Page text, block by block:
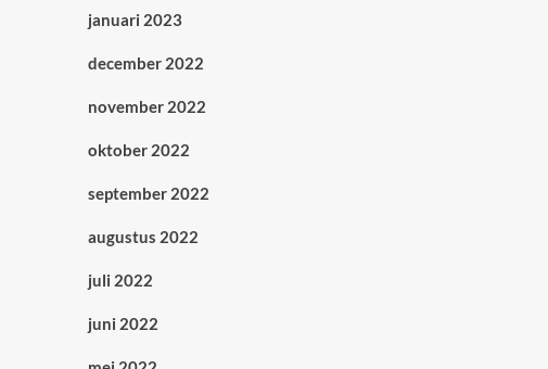
januari 2023
december 2022
november 2022
oktober 2022
september 2022
augustus 2022
juli 2022
juni 2022